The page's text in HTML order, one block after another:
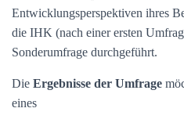
Entwicklungsperspektiven ihres
die IHK (nach einer ersten
Sonderumfrage durchgeführt.
Die Ergebnisse der Umfrage
eines